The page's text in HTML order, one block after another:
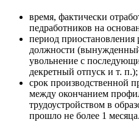
время, фактически
педработников на
период приостановления
должности
увольнение с
декретный отпуск и т. п.);
срок производственной
между окончанием
трудоустройством в
прошло не более 1 месяца.